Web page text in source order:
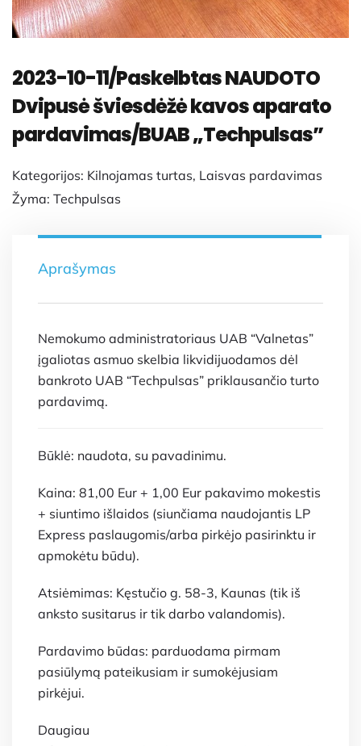
2023-10-11/Paskelbtas NAUDOTO
Dvipusė šviesdėžė kavos aparato
pardavimas/BUAB „Techpulsas”
Kategorijos: Kilnojamas turtas, Laisvas pardavimas
Žyma: Techpulsas
Aprašymas
Nemokumo administratoriaus UAB “Valnetas”
įgaliotas asmuo skelbia likvidijuodamos dėl
bankroto UAB “Techpulsas” priklausančio turto
pardavimą.
Būklė: naudota, su pavadinimu.
Kaina: 81,00 Eur + 1,00 Eur pakavimo mokestis
+ siuntimo išlaidos (siunčiama naudojantis LP
Express paslaugomis/arba pirkėjo pasirinktu ir
apmokėtu būdu).
Atsiėmimas: Kęstučio g. 58-3, Kaunas (tik iš
anksto susitarus ir tik darbo valandomis).
Pardavimo būdas: parduodama pirmam
pasiūlymą pateikusiam ir sumokėjusiam
pirkėjui.
Daugiau